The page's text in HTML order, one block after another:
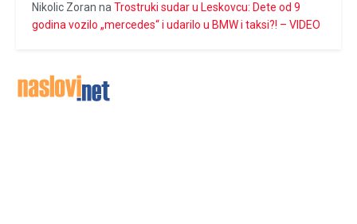
Nikolic Zoran naTrostruki sudar u Leskovcu: Dete od 9
godina vozilo „mercedes“ i udarilo u BMW i taksi?! – VIDEO